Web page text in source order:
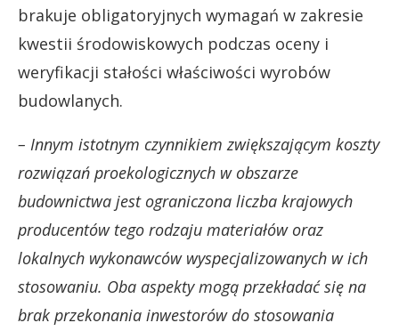
brakuje obligatoryjnych wymagań w zakresie
kwestii środowiskowych podczas oceny i
weryfikacji stałości właściwości wyrobów
budowlanych.
– Innym istotnym czynnikiem zwiększającym koszty
rozwiązań proekologicznych w obszarze
budownictwa jest ograniczona liczba krajowych
producentów tego rodzaju materiałów oraz
lokalnych wykonawców wyspecjalizowanych w ich
stosowaniu. Oba aspekty mogą przekładać się na
brak przekonania inwestorów do stosowania